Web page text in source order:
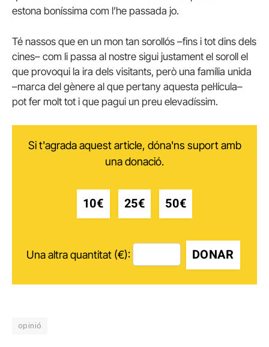
estona boníssima com l’he passada jo.
Té nassos que en un mon tan sorollós –fins i tot dins dels
cines– com li passa al nostre sigui justament el soroll el
que provoqui la ira dels visitants, però una família unida
–marca del gènere al que pertany aquesta pel·lícula–
pot fer molt tot i que pagui un preu elevadíssim.
Si t'agrada aquest article, dóna'ns suport amb
una donació.
10€ 25€ 50€
Una altra quantitat (€): DONAR
opinió